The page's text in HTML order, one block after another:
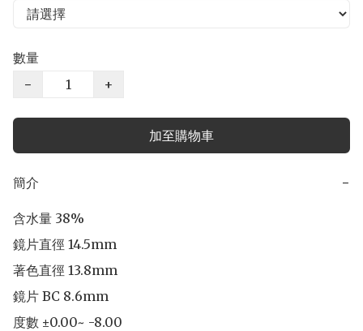
數量
−
+
加至購物車
簡介 −
含水量 38%
鏡片直徑 14.5mm
著色直徑 13.8mm
鏡片 BC 8.6mm
度數 ±0.00~ -8.00